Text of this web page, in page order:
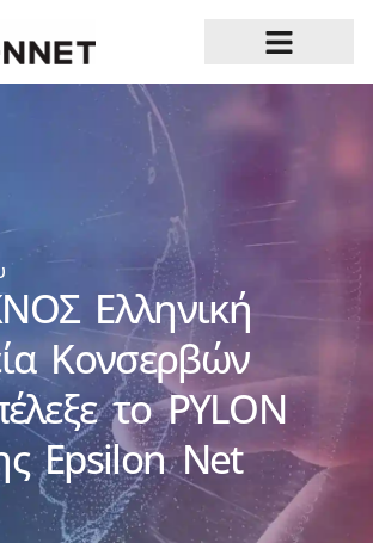
Ελληνική
Κονσερβών
το PYLON
Epsilon Net